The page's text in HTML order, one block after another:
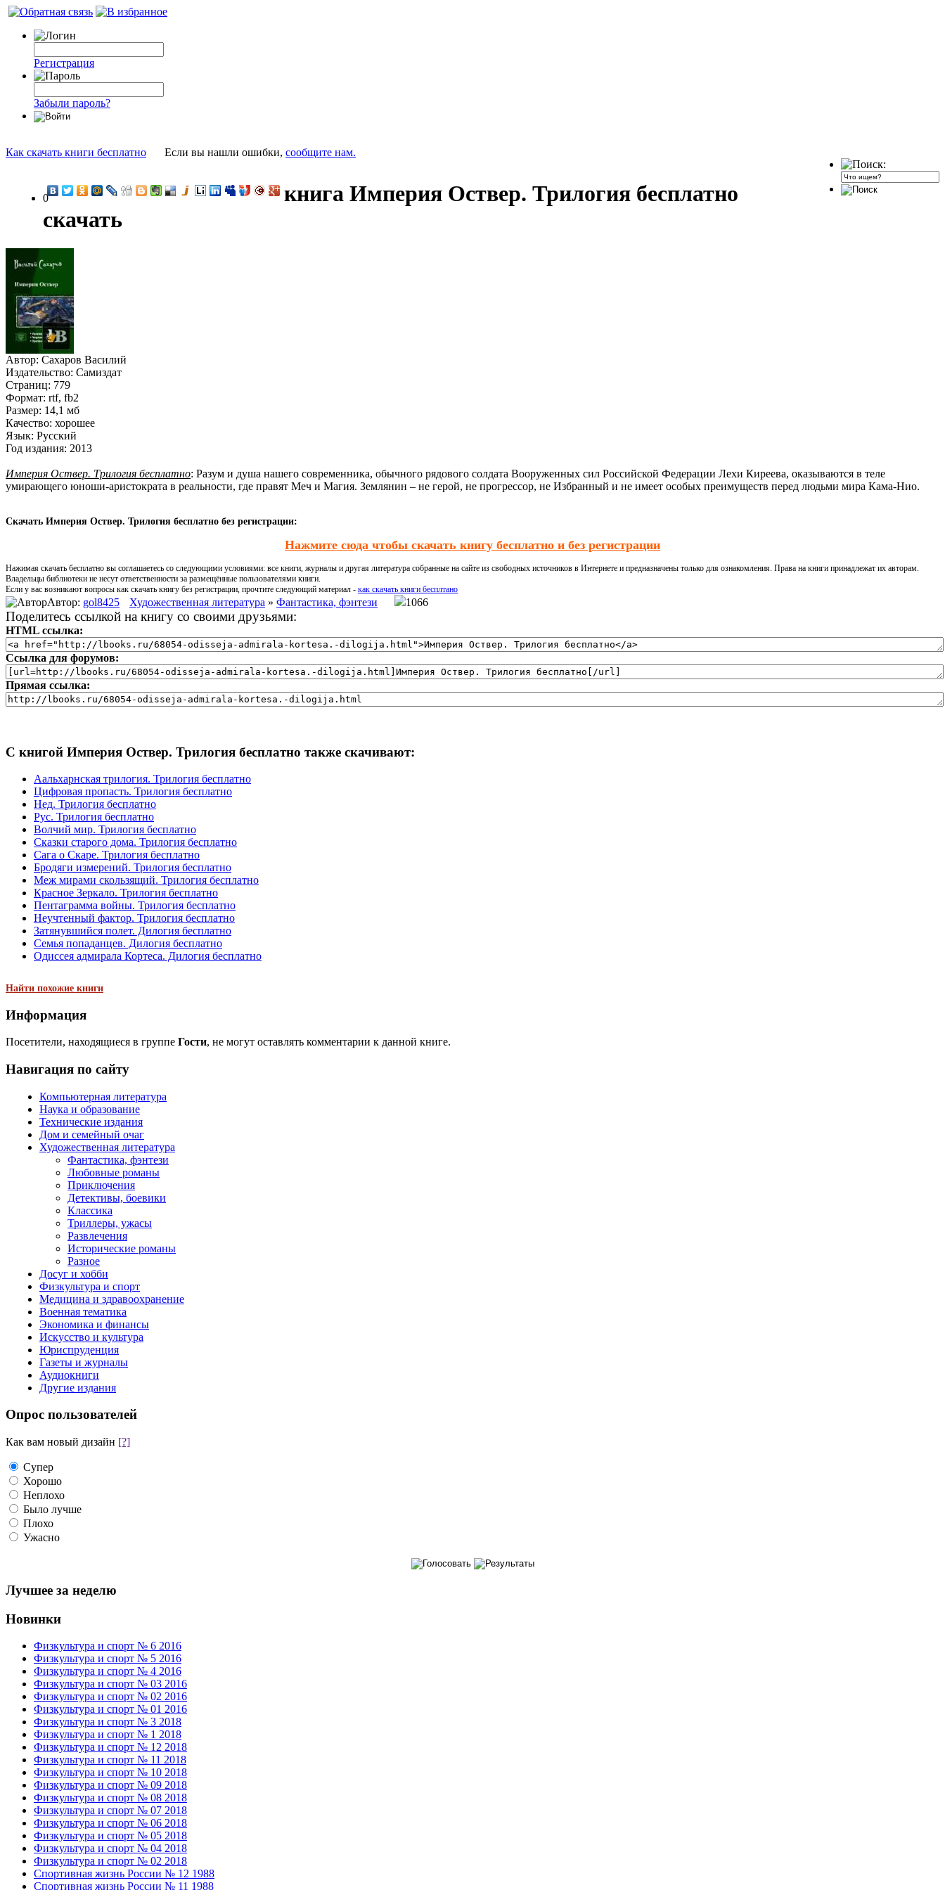
Регистрация
Забыли пароль?
Как скачать книги бесплатно Если вы нашли ошибки, сообщите нам.
0
книга Империя Оствер. Трилогия бесплатно
скачать
Автор: Сахаров Василий
Издательство: Самиздат
Страниц: 779
Формат: rtf, fb2
Размер: 14,1 мб
Качество: хорошее
Язык: Русский
Год издания: 2013
Империя Оствер. Трилогия бесплатно: Разум и душа нашего современника, обычного рядового солдата Вооруженных сил Российской Федерации Лехи Киреева, оказываются в теле
умирающего юноши-аристократа в реальности, где правят Меч и Магия. Землянин – не герой, не прогрессор, не Избранный и не имеет особых преимуществ перед людьми мира Кама-Нио.
Скачать Империя Оствер. Трилогия бесплатно без регистрации:
Нажмите сюда чтобы скачать книгу бесплатно и без регистрации
Нажимая скачать бесплатно вы соглашаетесь со следующими условиями: все книги, журналы и другая литература собранные на сайте из свободных источников в Интернете и предназначены только для ознакомления. Права на книги принадлежат их авторам.
Владельцы библиотеки не несут ответственности за размещённые пользователями книги.
Если у вас возникают вопросы как скачать книгу без регистрации, прочтите следующий материал - как скачать книги бесплтано
Автор: gol8425 Художественная литература » Фантастика, фэнтези 1066
Поделитесь ссылкой на книгу со своими друзьями:
HTML ссылка:
Ссылка для форумов:
Прямая ссылка:
С книгой Империя Оствер. Трилогия бесплатно также скачивают:
Аальхарнская трилогия. Трилогия бесплатно
Цифровая пропасть. Трилогия бесплатно
Нед. Трилогия бесплатно
Рус. Трилогия бесплатно
Волчий мир. Трилогия бесплатно
Сказки старого дома. Трилогия бесплатно
Сага о Скаре. Трилогия бесплатно
Бродяги измерений. Трилогия бесплатно
Меж мирами скользящий. Трилогия бесплатно
Красное Зеркало. Трилогия бесплатно
Пентаграмма войны. Трилогия бесплатно
Неучтенный фактор. Трилогия бесплатно
Затянувшийся полет. Дилогия бесплатно
Cемья попаданцев. Дилогия бесплатно
Одиссея адмирала Кортеса. Дилогия бесплатно
Найти похожие книги
Информация
Посетители, находящиеся в группе Гости, не могут оставлять комментарии к данной книге.
Навигация по сайту
Компьютерная литература
Наука и образование
Технические издания
Дом и семейный очаг
Художественная литература
Фантастика, фэнтези
Любовные романы
Приключения
Детективы, боевики
Классика
Триллеры, ужасы
Развлечения
Исторические романы
Разное
Досуг и хобби
Физкультура и спорт
Медицина и здравоохранение
Военная тематика
Экономика и финансы
Искусство и культура
Юриспруденция
Газеты и журналы
Аудиокниги
Другие издания
Опрос пользователей
Как вам новый дизайн [?]
Супер
Хорошо
Неплохо
Было лучше
Плохо
Ужасно
Лучшее за неделю
Новинки
Физкультура и спорт № 6 2016
Физкультура и спорт № 5 2016
Физкультура и спорт № 4 2016
Физкультура и спорт № 03 2016
Физкультура и спорт № 02 2016
Физкультура и спорт № 01 2016
Физкультура и спорт № 3 2018
Физкультура и спорт № 1 2018
Физкультура и спорт № 12 2018
Физкультура и спорт № 11 2018
Физкультура и спорт № 10 2018
Физкультура и спорт № 09 2018
Физкультура и спорт № 08 2018
Физкультура и спорт № 07 2018
Физкультура и спорт № 06 2018
Физкультура и спорт № 05 2018
Физкультура и спорт № 04 2018
Физкультура и спорт № 02 2018
Спортивная жизнь России № 12 1988
Спортивная жизнь России № 11 1988